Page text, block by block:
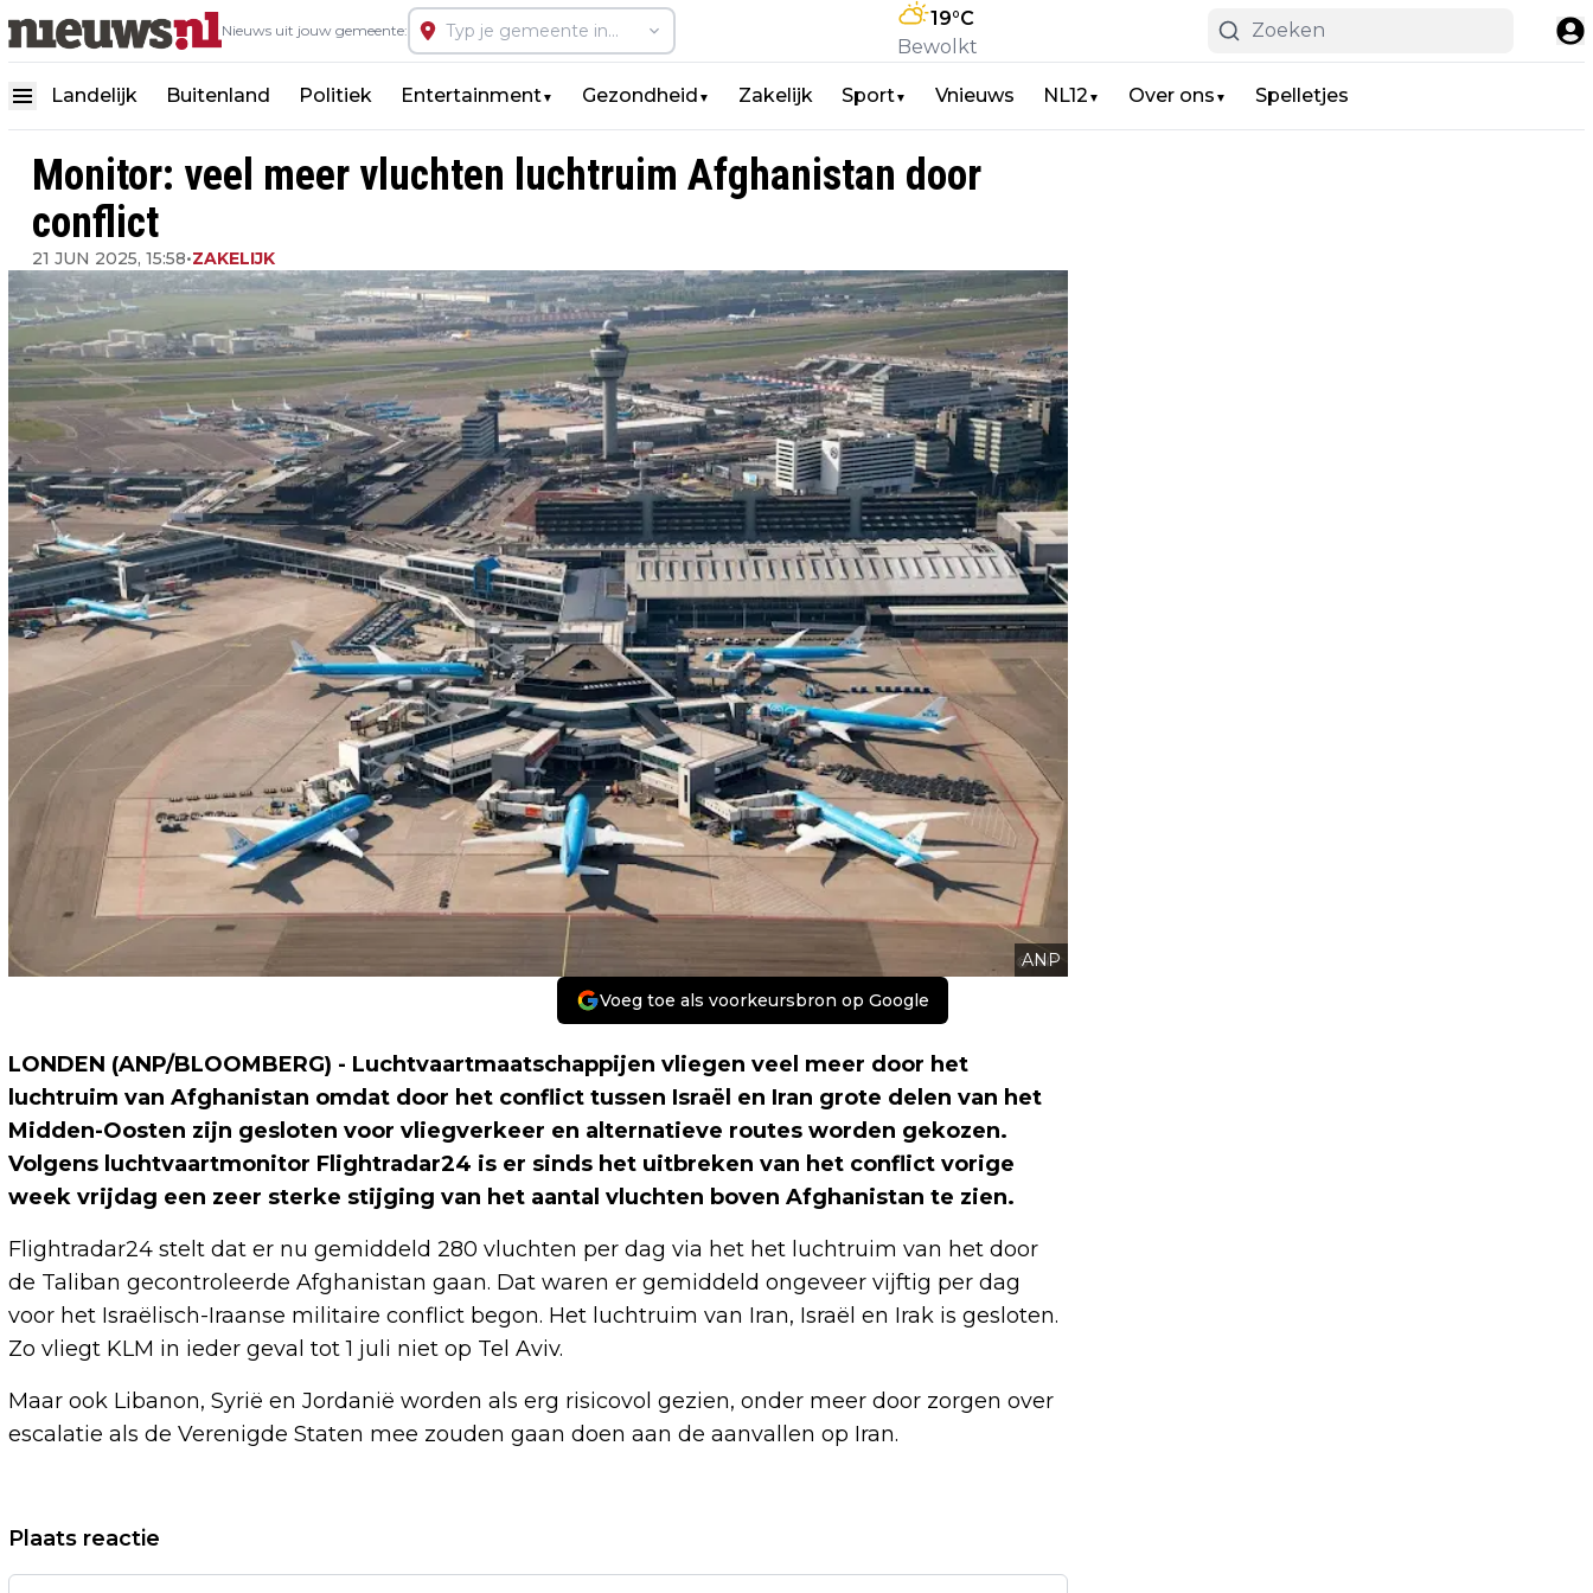
Nieuws uit jouw gemeente:
19°C
Bewolkt
Landelijk Buitenland Politiek Entertainment▼ Gezondheid ▼ Zakelijk Sport▼ Vnieuws NL12 ▼ Over ons ▼ Spelletjes
Monitor: veel meer vluchten luchtruim Afghanistan door
conflict
21 JUN 2025, 15:58•ZAKELIJK
ANP
Voeg toe als voorkeursbron op Google
LONDEN (ANP/BLOOMBERG) - Luchtvaartmaatschappijen vliegen veel meer door het
luchtruim van Afghanistan omdat door het conflict tussen Israël en Iran grote delen van het
Midden-Oosten zijn gesloten voor vliegverkeer en alternatieve routes worden gekozen.
Volgens luchtvaartmonitor Flightradar24 is er sinds het uitbreken van het conflict vorige
week vrijdag een zeer sterke stijging van het aantal vluchten boven Afghanistan te zien.
Flightradar24 stelt dat er nu gemiddeld 280 vluchten per dag via het het luchtruim van het door
de Taliban gecontroleerde Afghanistan gaan. Dat waren er gemiddeld ongeveer vijftig per dag
voor het Israëlisch-Iraanse militaire conflict begon. Het luchtruim van Iran, Israël en Irak is gesloten.
Zo vliegt KLM in ieder geval tot 1 juli niet op Tel Aviv.
Maar ook Libanon, Syrië en Jordanië worden als erg risicovol gezien, onder meer door zorgen over
escalatie als de Verenigde Staten mee zouden gaan doen aan de aanvallen op Iran.
Vorig artikel
MIDDAGDEEL RINGFESTIVAL BEGONNEN,
REGIONALE ONDERNEMERS BEREIKEN
Plaats reactie